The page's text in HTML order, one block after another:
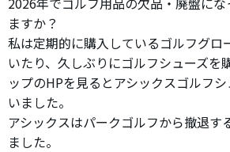
ますか？
私は定期的に購入しているゴルフグロ
いたり、久しぶりにゴルフシューズを
ップのHPを見るとアシックスゴルフ
いました。
アシックスはパークゴルフから撤退す
ました。